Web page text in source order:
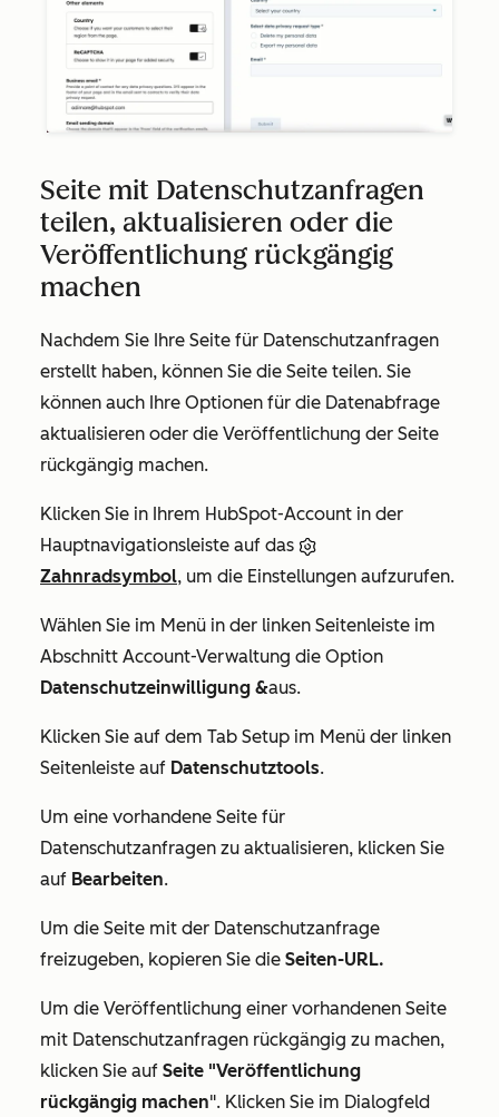
Seite mit Datenschutzanfragen
teilen, aktualisieren oder die
Veröffentlichung rückgängig
machen
Nachdem Sie Ihre Seite für Datenschutzanfragen
erstellt haben, können Sie die Seite teilen. Sie
können auch Ihre Optionen für die Datenabfrage
aktualisieren oder die Veröffentlichung der Seite
rückgängig machen.
Klicken Sie in Ihrem HubSpot-Account in der
Hauptnavigationsleiste auf das
Zahnradsymbol, um die Einstellungen aufzurufen.
Wählen Sie im Menü in der linken Seitenleiste im
Abschnitt Account-Verwaltung die Option
Datenschutzeinwilligung &aus.
Klicken Sie auf dem Tab Setup im Menü der linken
Seitenleiste auf Datenschutztools.
Um eine vorhandene Seite für
Datenschutzanfragen zu aktualisieren, klicken Sie
auf Bearbeiten.
Um die Seite mit der Datenschutzanfrage
freizugeben, kopieren Sie die Seiten-URL.
Um die Veröffentlichung einer vorhandenen Seite
mit Datenschutzanfragen rückgängig zu machen,
klicken Sie auf Seite "Veröffentlichung
rückgängig machen". Klicken Sie im Dialogfeld